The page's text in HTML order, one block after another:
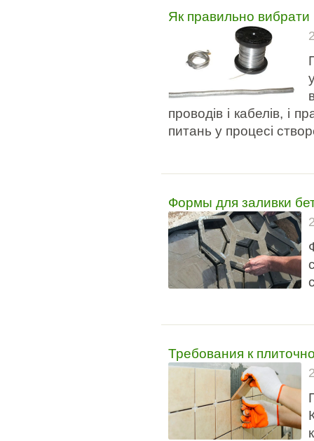
Як правильно вибрати
проводів і кабелів, і
питань у процесі
Формы для заливки
Требования к